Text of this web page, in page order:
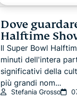
Dove
Halftime
Il Super Bowl
minuti dell'intera
significativi della
più grandi nom...
Stefania Grosso